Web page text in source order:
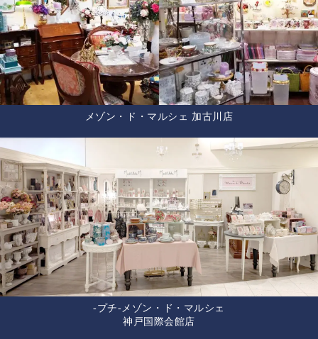
メゾン・ド・マルシェ 加古川店
-プチ-メゾン・ド・マルシェ
神戸国際会館店